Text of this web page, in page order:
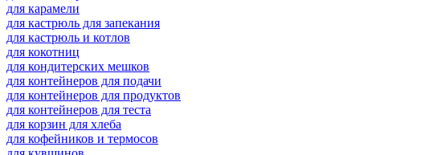
для карамели
для кастрюль для запекания
для кастрюль и котлов
для кокотниц
для кондитерских мешков
для контейнеров для подачи
для контейнеров для продуктов
для контейнеров для теста
для корзин для хлеба
для кофейников и термосов